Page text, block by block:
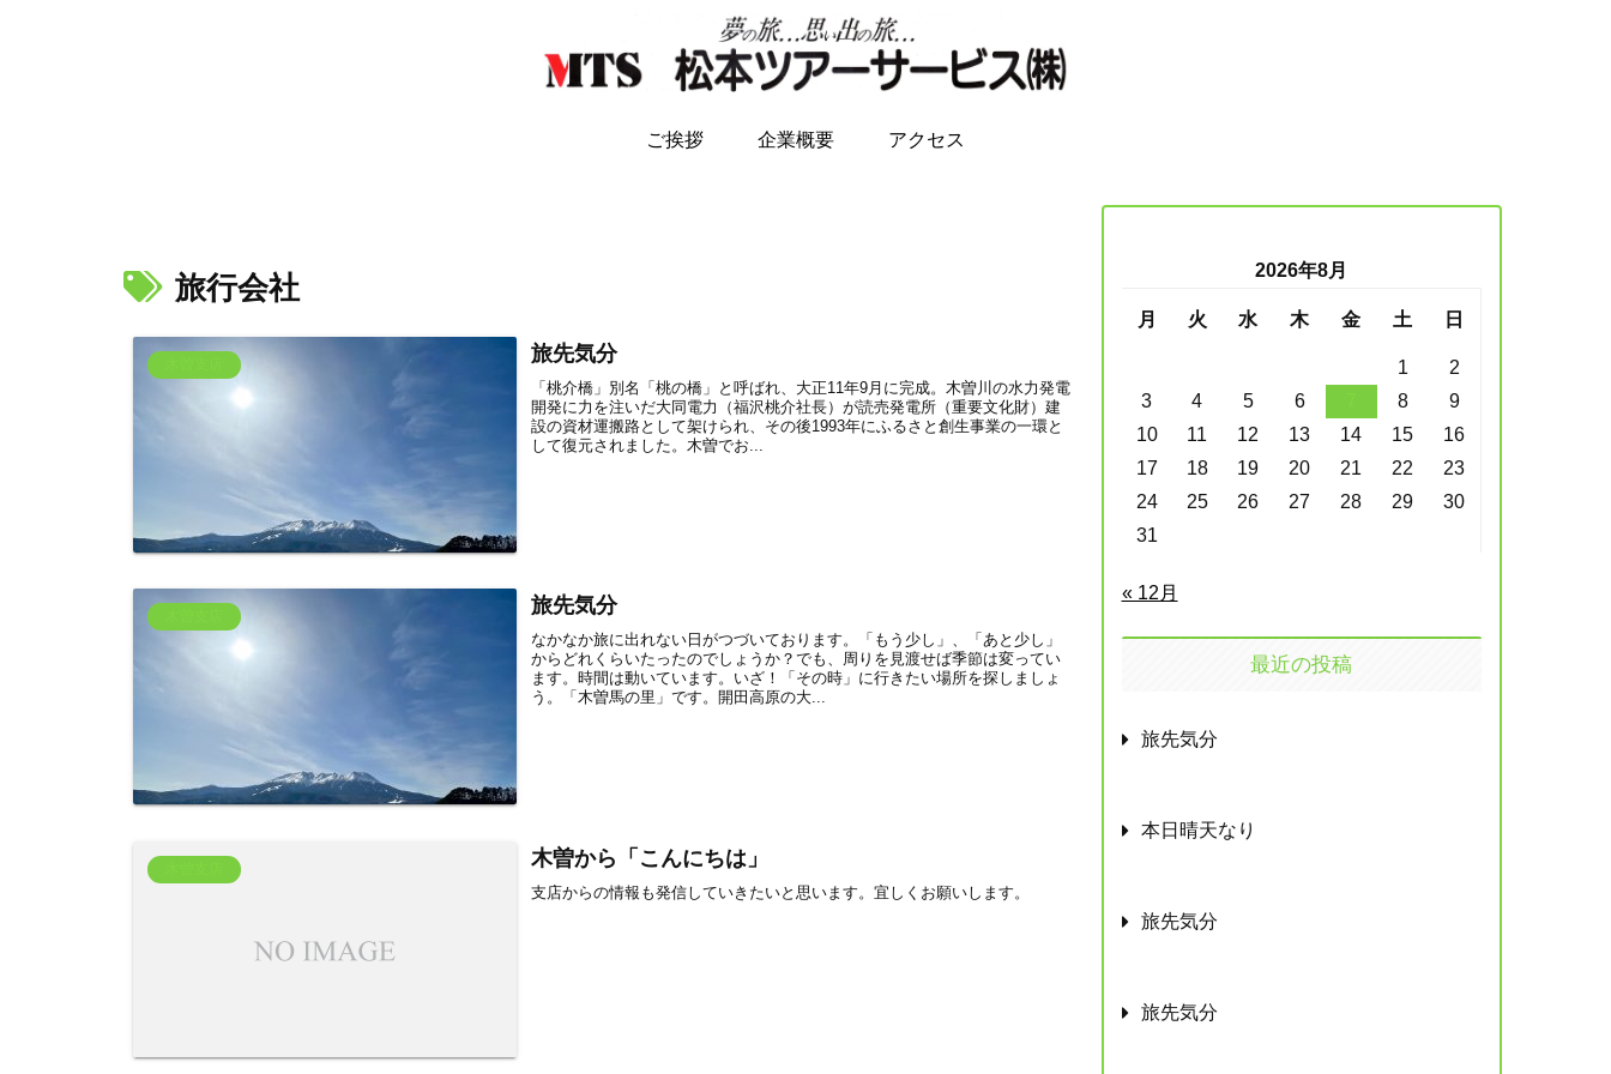
ご挨拶 企業概要 アクセス
旅行会社
旅先気分
「桃介橋」別名「桃の橋」と呼ばれ、大正11年9月に完成。木曽川の水力発電
開発に力を注いだ大同電力（福沢桃介社長）が読売発電所（重要文化財）建
設の資材運搬路として架けられ、その後1993年にふるさと創生事業の一環と
して復元されました。木曽でお...
旅先気分
なかなか旅に出れない日がつづいております。「もう少し」、「あと少し」
からどれくらいたったのでしょうか？でも、周りを見渡せば季節は変ってい
ます。時間は動いています。いざ！「その時」に行きたい場所を探しましょ
う。「木曽馬の里」です。開田高原の大...
木曽から「こんにちは」
支店からの情報も発信していきたいと思います。宜しくお願いします。
2026年8月
月 火 水 木 金 土 日
1
2
3
4 5 6 8
9
10
11 12 13 14 15
16
17
18 19 20 21 22
23
24
25 26 27 28 29
30
31
« 12月
最近の投稿
旅先気分
本日晴天なり
旅先気分
旅先気分